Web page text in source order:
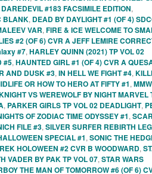
DAREDEVIL #183 FACSIMILE EDITION,
BLANK, DEAD BY DAYLIGHT #1 (OF 4)
VAR, FIRE & ICE WELCOME TO
#2 (OF 6) CVR A JEFF LEMIRE
#7, HARLEY QUINN (2021) TP VOL 02
#5, HAUNTED GIRL #1 (OF 4) CVR A
AND DUSK #3, IN HELL WE FIGHT #4,
OR HOW TO HERO AT FIFTY #1, MMW
VS WEREWOLF BY NIGHT MARVEL
, PARKER GIRLS TP VOL 02 DEADLIGHT,
OF ZODIAC TIME ODYSSEY #1,
FILE #3, SILVER SURFER REBIRTH
SPECIAL #1, SONIC THE
HOLOWEEN #2 CVR B WOODWARD,
VADER BY PAK TP VOL 07, STAR WARS
THE MAN OF TOMORROW #6 (OF 6)